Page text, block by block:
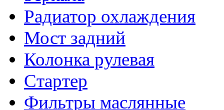
Радиатор охлаждения
Мост задний
Колонка рулевая
Стартер
Фильтры маслянные